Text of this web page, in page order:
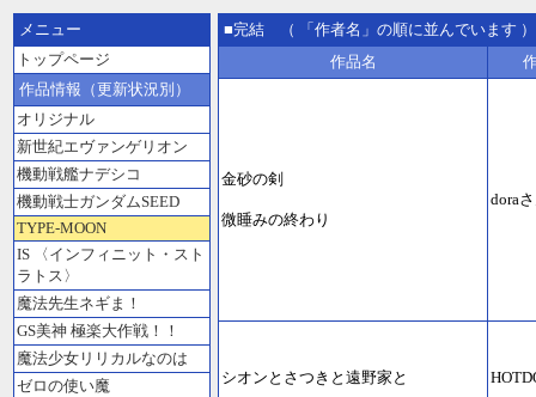
メニュー
トップページ
作品情報（更新状況別）
オリジナル
新世紀エヴァンゲリオン
機動戦艦ナデシコ
機動戦士ガンダムSEED
TYPE-MOON
IS 〈インフィニット・スト
ラトス〉
魔法先生ネギま！
GS美神 極楽大作戦！！
魔法少女リリカルなのは
ゼロの使い魔
■完結 （ 「作者名」の順に並んでいます ）
作品名
金砂の剣
微睡みの終わり
dora
シオンとさつきと遠野家と